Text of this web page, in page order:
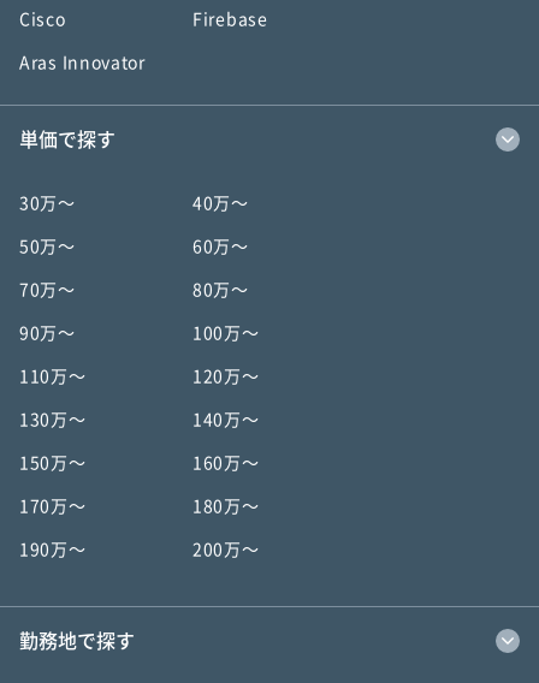
Cisco Firebase
Aras Innovator
単価で探す
30万〜 40万〜
50万〜 60万〜
70万〜 80万〜
90万〜 100万〜
110万〜 120万〜
130万〜 140万〜
150万〜 160万〜
170万〜 180万〜
190万〜 200万〜
勤務地で探す